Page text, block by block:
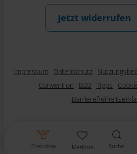
Erlebnisse Merkliste Suche
Jetzt widerrufen
Impressum Datenschutz
Convention
B2B Tipps